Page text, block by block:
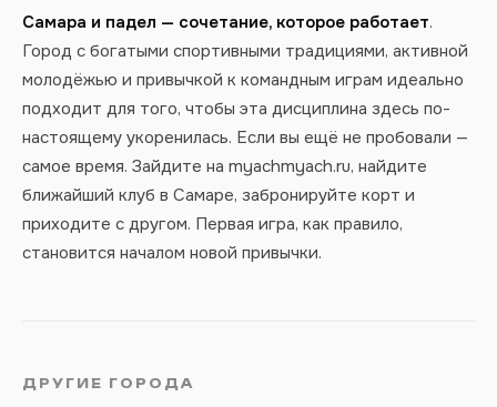
Самара и падел — сочетание, которое работает.
Город с богатыми спортивными традициями, активной
молодёжью и привычкой к командным играм идеально
подходит для того, чтобы эта дисциплина здесь по-
настоящему укоренилась. Если вы ещё не пробовали —
самое время. Зайдите на myachmyach.ru, найдите
ближайший клуб в Самаре, забронируйте корт и
приходите с другом. Первая игра, как правило,
становится началом новой привычки.
ДРУГИЕ ГОРОДА